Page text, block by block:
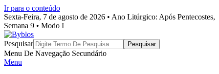
Ir para o conteúdo
Sexta-Feira, 7 de agosto de 2026 • Ano Litúrgico: Após Pentecostes,
Semana 9 • Modo I
Byblos
Pesquisar
Menu De Navegação Secundário
Menu